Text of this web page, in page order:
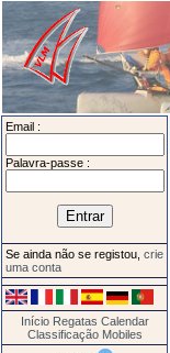
Email :
Palavra-passe :
Se ainda não se registou, crie
uma conta
Início Regatas Calendar
Classificação Mobiles